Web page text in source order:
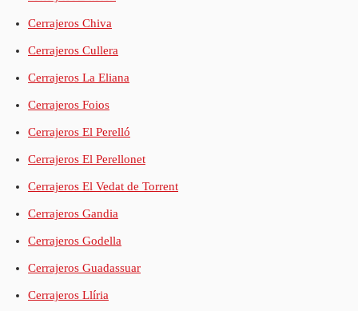
Cerrajeros Chiva
Cerrajeros Cullera
Cerrajeros La Eliana
Cerrajeros Foios
Cerrajeros El Perelló
Cerrajeros El Perellonet
Cerrajeros El Vedat de Torrent
Cerrajeros Gandia
Cerrajeros Godella
Cerrajeros Guadassuar
Cerrajeros Llíria